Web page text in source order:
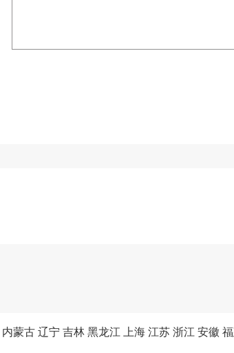
内蒙古 辽宁 吉林 黑龙江 上海 江苏 浙江 安徽